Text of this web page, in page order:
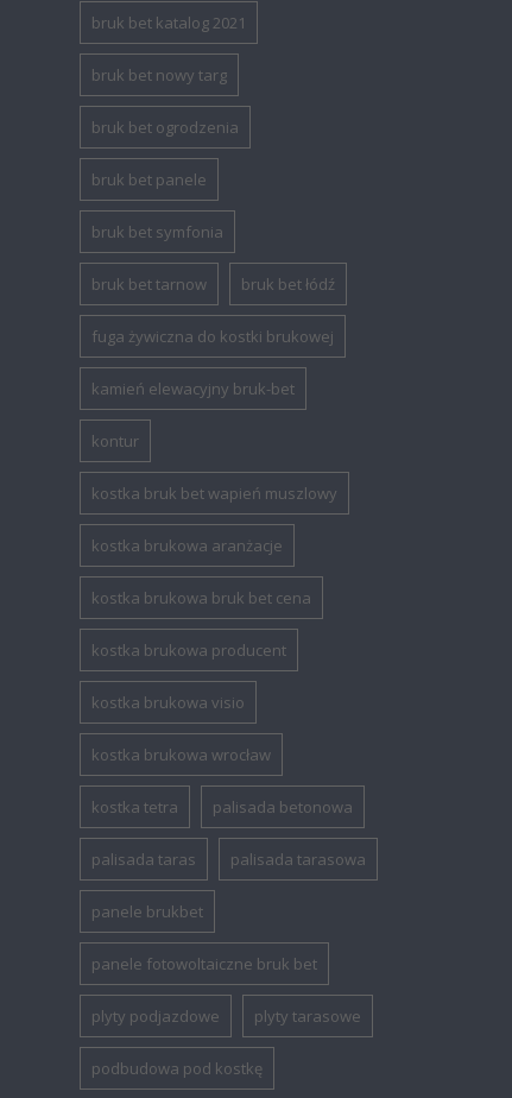
bruk bet katalog 2021
bruk bet nowy targ
bruk bet ogrodzenia
bruk bet panele
bruk bet symfonia
bruk bet tarnow bruk bet łódź
fuga żywiczna do kostki brukowej
kamień elewacyjny bruk-bet
kontur
kostka bruk bet wapień muszlowy
kostka brukowa aranżacje
kostka brukowa bruk bet cena
kostka brukowa producent
kostka brukowa visio
kostka brukowa wrocław
kostka tetra palisada betonowa
palisada taras palisada tarasowa
panele brukbet
panele fotowoltaiczne bruk bet
plyty podjazdowe plyty tarasowe
podbudowa pod kostkę